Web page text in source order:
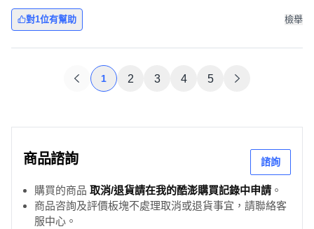
對1位有幫助 檢舉
1 2 3 4 5
商品諮詢 諮詢
購買的商品 取消/退貨請在我的酷澎購買記錄中申請 。
商品咨詢及評價板塊不處理取消或退貨事宜，請聯絡客
服中心。